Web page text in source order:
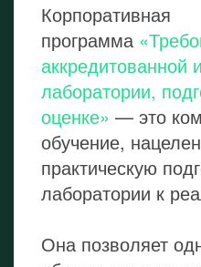
Корпоративная
программа
аккредитованной
лаборатории,
оценке» — это
обучение,
практическую
лаборатории к
Она позволяет